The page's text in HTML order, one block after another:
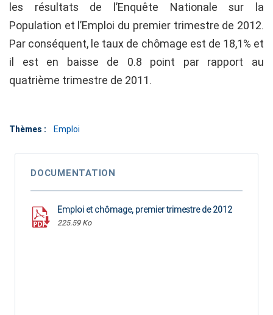
les résultats de l’Enquête Nationale sur la
Population et l’Emploi du premier trimestre de 2012.
Par conséquent, le taux de chômage est de 18,1% et
il est en baisse de 0.8 point par rapport au
quatrième trimestre de 2011.
Thèmes : Emploi
DOCUMENTATION
Emploi et chômage, premier trimestre de 2012
225.59 Ko